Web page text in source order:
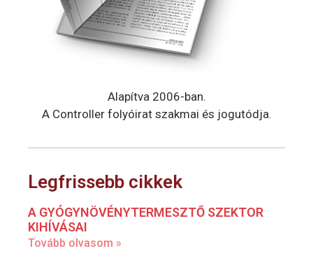
Alapítva 2006-ban.
A Controller folyóirat szakmai és jogutódja.
Legfrissebb cikkek
A GYÓGYNÖVÉNYTERMESZTŐ SZEKTOR
KIHÍVÁSAI
Tovább olvasom »